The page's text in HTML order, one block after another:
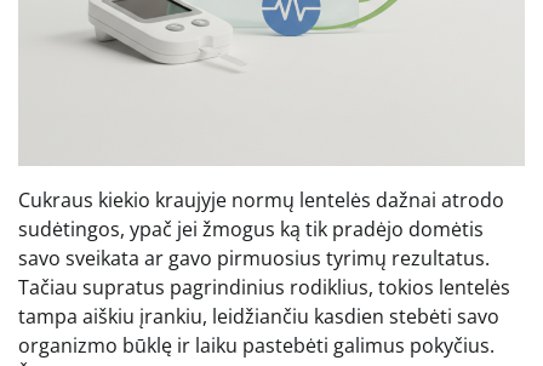
Cukraus kiekio kraujyje normų lentelės dažnai atrodo
sudėtingos, ypač jei žmogus ką tik pradėjo domėtis
savo sveikata ar gavo pirmuosius tyrimų rezultatus.
Tačiau supratus pagrindinius rodiklius, tokios lentelės
tampa aiškiu įrankiu, leidžiančiu kasdien stebėti savo
organizmo būklę ir laiku pastebėti galimus pokyčius.